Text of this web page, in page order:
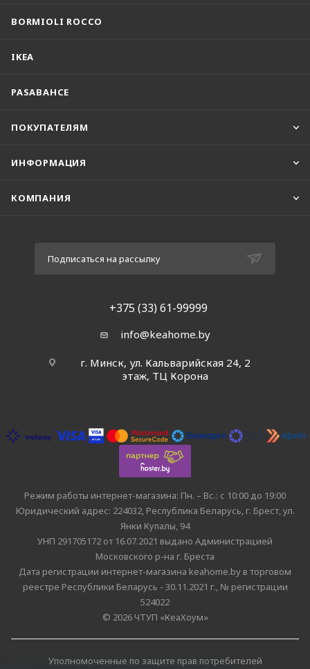
BORMIOLI ROCCO
IKEA
PASABAHCE
ПОКУПАТЕЛЯМ
ИНФОРМАЦИЯ
КОМПАНИЯ
Подписаться на рассылку
+375 (33) 61-99999
info@keahome.by
г. Минск, ул. Кальварийская 24, 2
этаж, ТЦ Корона
Режим работы интернет-магазина: Пн. – Вс.: с 10:00 до 19:00
Юридический адрес: 224032, Республика Беларусь, г. Брест, ул.
Янки Купалы, 94
УНП 291705172 от 16.07.2021 выдано Администрацией
Московского р-на г. Бреста
Дата регистрации интернет-магазина keahome.by в торговом
реестре Республики Беларусь - 30.11.2021 г., № регистрации
524022
© 2026 ЧТУП «КеаХоум»
Уполномоченные по защите прав потребителей